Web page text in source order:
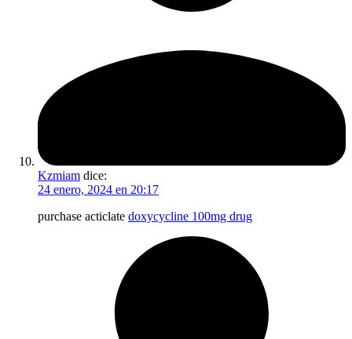
Kzmiam dice:
24 enero, 2024 en 20:17
purchase acticlate doxycycline 100mg drug